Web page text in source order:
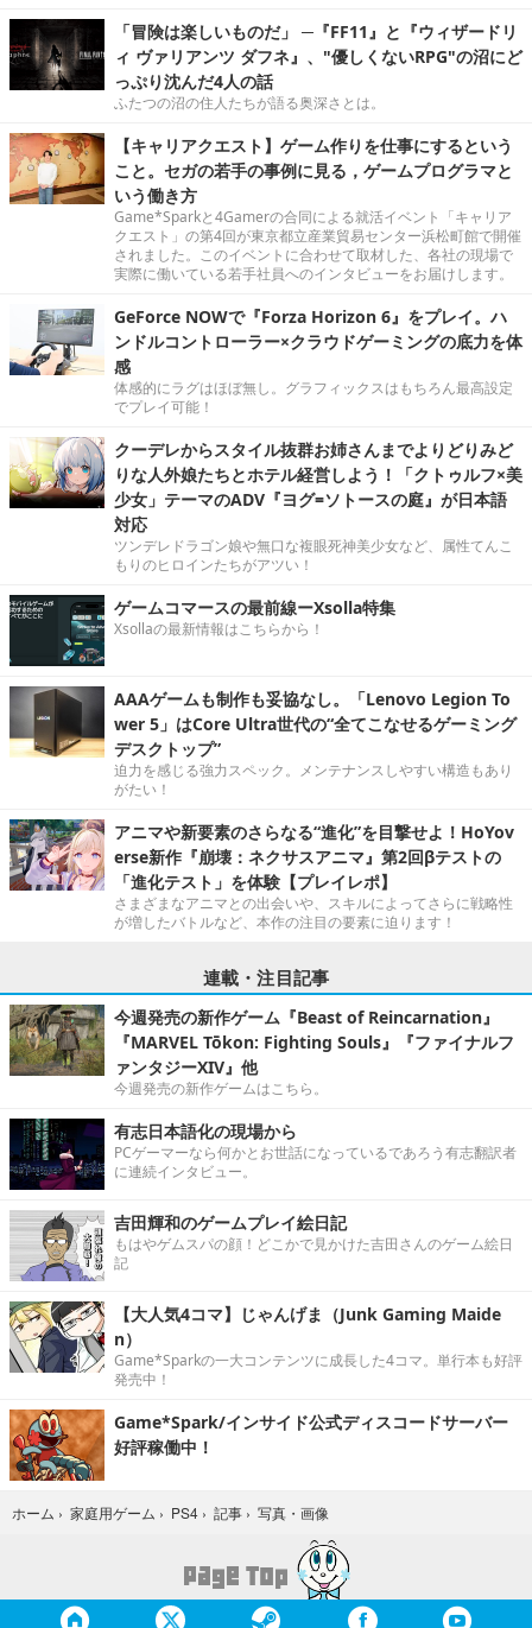
「冒険は楽しいものだ」 ─『FF11』と『ウィザードリ
ィ ヴァリアンツ ダフネ』、"優しくないRPG"の沼にど
っぷり沈んだ4人の話
ふたつの沼の住人たちが語る奥深さとは。
【キャリアクエスト】ゲーム作りを仕事にするという
こと。セガの若手の事例に見る，ゲームプログラマと
いう働き方
Game*Sparkと4Gamerの合同による就活イベント「キャリア
クエスト」の第4回が東京都立産業貿易センター浜松町館で開催
されました。このイベントに合わせて取材した、各社の現場で
実際に働いている若手社員へのインタビューをお届けします。
GeForce NOWで『Forza Horizon 6』をプレイ。ハ
ンドルコントローラー×クラウドゲーミングの底力を体
感
体感的にラグはほぼ無し。グラフィックスはもちろん最高設定
でプレイ可能！
クーデレからスタイル抜群お姉さんまでよりどりみど
りな人外娘たちとホテル経営しよう！「クトゥルフ×美
少女」テーマのADV『ヨグ=ソトースの庭』が日本語
対応
ツンデレドラゴン娘や無口な複眼死神美少女など、属性てんこ
もりのヒロインたちがアツい！
ゲームコマースの最前線ーXsolla特集
Xsollaの最新情報はこちらから！
AAAゲームも制作も妥協なし。「Lenovo Legion To
wer 5」はCore Ultra世代の“全てこなせるゲーミング
デスクトップ”
迫力を感じる強力スペック。メンテナンスしやすい構造もあり
がたい！
アニマや新要素のさらなる“進化”を目撃せよ！HoYov
erse新作『崩壊：ネクサスアニマ』第2回βテストの
「進化テスト」を体験【プレイレポ】
さまざまなアニマとの出会いや、スキルによってさらに戦略性
が増したバトルなど、本作の注目の要素に迫ります！
連載・注目記事
今週発売の新作ゲーム『Beast of Reincarnation』
『MARVEL Tōkon: Fighting Souls』『ファイナルフ
ァンタジーXIV』他
今週発売の新作ゲームはこちら。
有志日本語化の現場から
PCゲーマーなら何かとお世話になっているであろう有志翻訳者
に連続インタビュー。
吉田輝和のゲームプレイ絵日記
もはやゲムスパの顔！どこかで見かけた吉田さんのゲーム絵日
記
【大人気4コマ】じゃんげま（Junk Gaming Maide
n）
Game*Sparkの一大コンテンツに成長した4コマ。単行本も好評
発売中！
Game*Spark/インサイド公式ディスコードサーバー
好評稼働中！
ホーム › 家庭用ゲーム › PS4 › 記事 › 写真・画像